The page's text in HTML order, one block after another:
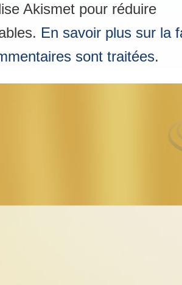
Akismet pour réduire
En savoir plus sur la
sont traitées.